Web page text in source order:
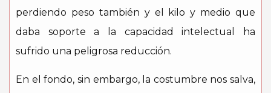
perdiendo peso también y el kilo y medio que
daba soporte a la capacidad intelectual ha
sufrido una peligrosa reducción.
En el fondo, sin embargo, la costumbre nos salva,